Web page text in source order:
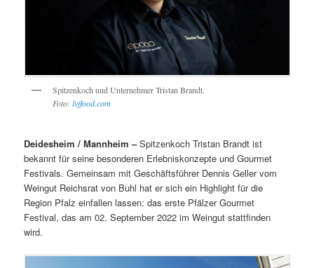
Spitzenkoch und Unternehmer Tristan Brandt.
Foto: lvffood.com
Deidesheim / Mannheim –Spitzenkoch Tristan Brandt ist
bekannt für seine besonderen Erlebniskonzepte und Gourmet
Festivals. Gemeinsam mit Geschäftsführer Dennis Geller vom
Weingut Reichsrat von Buhl hat er sich ein Highlight für die
Region Pfalz einfallen lassen: das erste Pfälzer Gourmet
Festival, das am 02. September 2022 im Weingut stattfinden
wird.